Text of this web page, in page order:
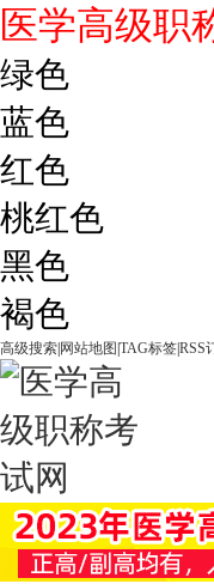
医学高级职
绿色
蓝色
红色
桃红色
黑色
褐色
高级搜索 网站地图 TAG标签RSS